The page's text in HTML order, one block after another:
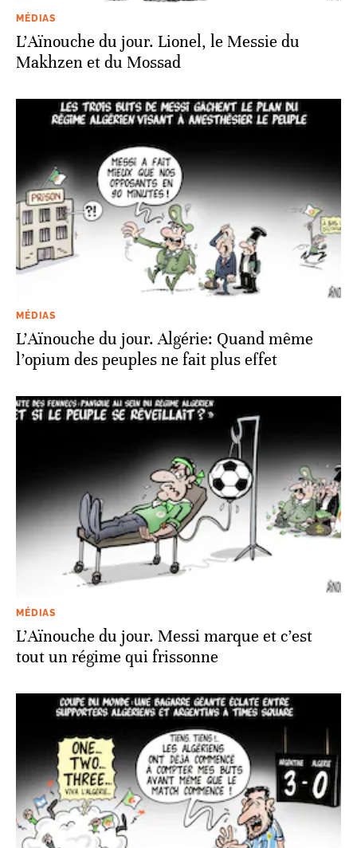
MÉDIAS
L’Aïnouche du jour. Lionel, le Messie du
Makhzen et du Mossad
MÉDIAS
L’Aïnouche du jour. Algérie: Quand même
l’opium des peuples ne fait plus effet
MÉDIAS
L’Aïnouche du jour. Messi marque et c’est
tout un régime qui frissonne